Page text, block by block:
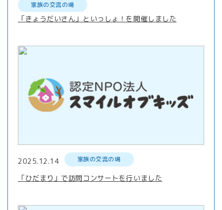
家族の交流の場
「きょうだいさん」といっしょ！を開催しました
2025.12.14 家族の交流の場
「ひだまり」で訪問コンサートを行いました